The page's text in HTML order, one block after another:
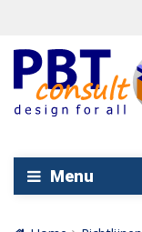
Menu